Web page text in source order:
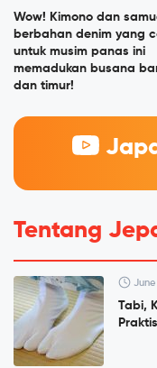
Wow! Kimono dan
berbahan denim yang
untuk musim panas ini
memadukan busana
dan timur!
Tentang
June
Tabi,